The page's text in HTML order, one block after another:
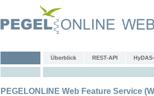
Überblick REST-API
PEGELONLINE Web Feature Service